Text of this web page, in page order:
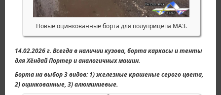
Новые оцинкованные борта для полуприцепа МАЗ.
14.02.2026 г. Всегда в наличии кузова, борта каркасы и тенты
для Хёндай Портер и аналогичных машин.
Борта на выбор 3 видов: 1) железные крашеные серого цвета,
2) оцинкованные, 3) алюминиевые.